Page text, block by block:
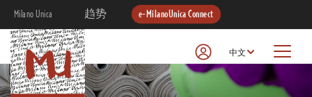
Milano Unica 趋势 e-MilanoUnica Connect
中文